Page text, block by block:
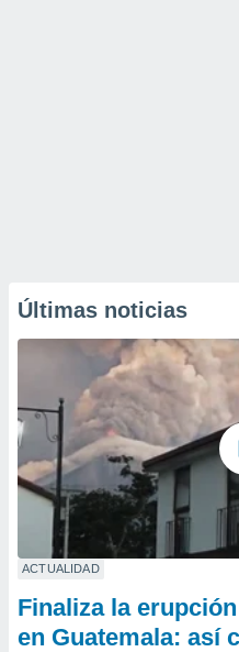
Últimas noticias
ACTUALIDAD
Finaliza la
en Guatemala: así